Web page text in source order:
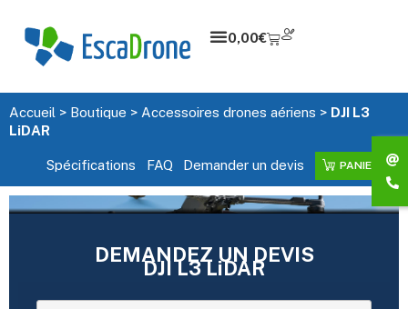
0,00€
Accueil > Boutique > Accessoires drones aériens > DJI L3
LiDAR
Spécifications FAQ Demander un devis PANIER
DEMANDEZ UN DEVIS
DJI L3 LiDAR